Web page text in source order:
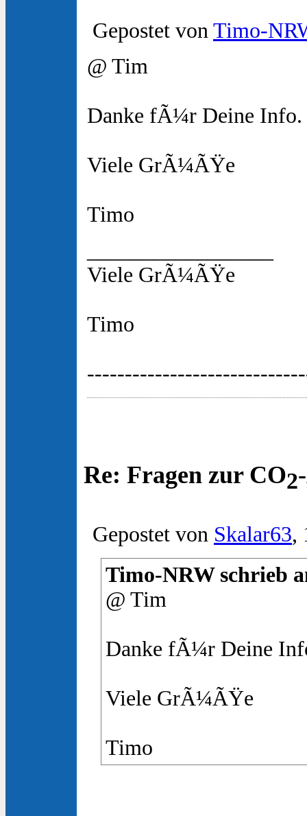
Gepostet von Timo-
@ Tim
Danke fÃ¼r Deine Info.
Viele GrÃ¼ÃŸe
Timo
Viele GrÃ¼ÃŸe
Timo
Re: Fragen zur CO2
Gepostet von Skalar63,
Timo-NRW schrieb
@ Tim
Danke fÃ¼r Deine
Viele GrÃ¼ÃŸe
Timo